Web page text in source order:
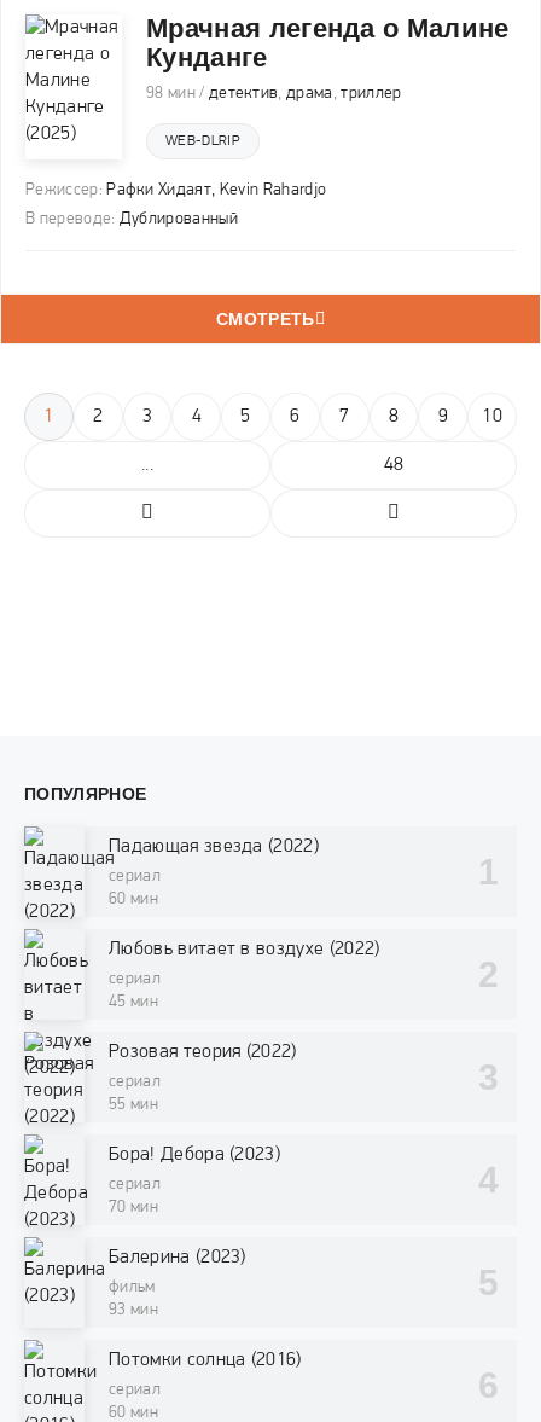
Мрачная легенда о Малине
Кунданге
98 мин / детектив,драма ,триллер
WEB-DLRIP
Режиссер: Рафки Хидаят, Kevin Rahardjo
В переводе: Дублированный
СМОТРЕТЬ
1 2 3 4 5 6 7 8 9 10
... 48
ПОПУЛЯРНОЕ
Падающая звезда (2022)
сериал
60 мин
Любовь витает в воздухе (2022)
сериал
45 мин
Розовая теория (2022)
сериал
55 мин
Бора! Дебора (2023)
сериал
70 мин
Балерина (2023)
фильм
93 мин
Потомки солнца (2016)
сериал
60 мин